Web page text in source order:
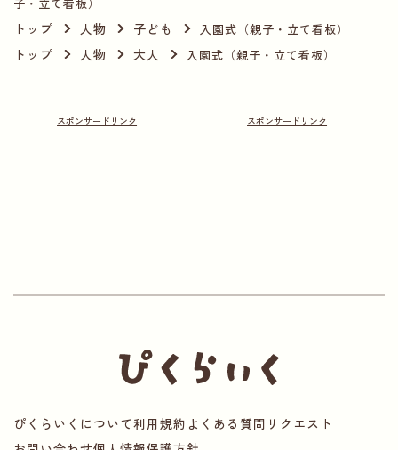
トップ 人物 子ども 入園式（親子・立て看板）
トップ 人物 大人 入園式（親子・立て看板）
ぴくらいくについて利用規約 よくある質問 リクエスト